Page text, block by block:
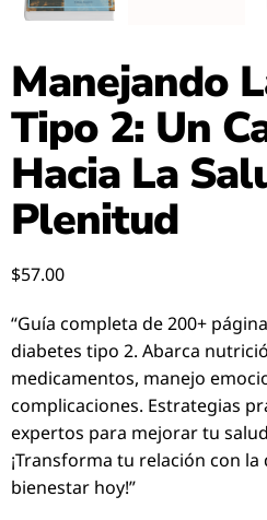
Manejando
Tipo 2: Un
Hacia La
Plenitud
$57.00
“Guía completa de 200+
diabetes tipo 2. Abarca
medicamentos, manejo
complicaciones. Estrategias
expertos para mejorar tu
¡Transforma tu relación con la
bienestar hoy!”